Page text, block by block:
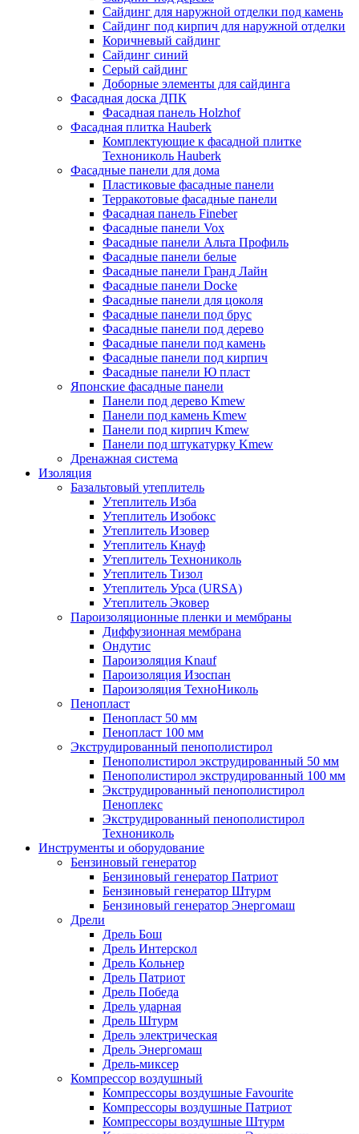
Сайдинг для наружной отделки под камень
Сайдинг под кирпич для наружной отделки
Коричневый сайдинг
Сайдинг синий
Серый сайдинг
Доборные элементы для сайдинга
Фасадная доска ДПК
Фасадная панель Holzhof
Фасадная плитка Hauberk
Комплектующие к фасадной плитке
Технониколь Hauberk
Фасадные панели для дома
Пластиковые фасадные панели
Терракотовые фасадные панели
Фасадная панель Fineber
Фасадные панели Vox
Фасадные панели Альта Профиль
Фасадные панели белые
Фасадные панели Гранд Лайн
Фасадные панели Docke
Фасадные панели для цоколя
Фасадные панели под брус
Фасадные панели под дерево
Фасадные панели под камень
Фасадные панели под кирпич
Фасадные панели Ю пласт
Японские фасадные панели
Панели под дерево Kmew
Панели под камень Kmew
Панели под кирпич Kmew
Панели под штукатурку Kmew
Дренажная система
Изоляция
Базальтовый утеплитель
Утеплитель Изба
Утеплитель Изобокс
Утеплитель Изовер
Утеплитель Кнауф
Утеплитель Технониколь
Утеплитель Тизол
Утеплитель Урса (URSA)
Утеплитель Эковер
Пароизоляционные пленки и мембраны
Диффузионная мембрана
Ондутис
Пароизоляция Knauf
Пароизоляция Изоспан
Пароизоляция ТехноНиколь
Пенопласт
Пенопласт 50 мм
Пенопласт 100 мм
Экструдированный пенополистирол
Пенополистирол экструдированный 50 мм
Пенополистирол экструдированный 100 мм
Экструдированный пенополистирол
Пеноплекс
Экструдированный пенополистирол
Технониколь
Инструменты и оборудование
Бензиновый генератор
Бензиновый генератор Патриот
Бензиновый генератор Штурм
Бензиновый генератор Энергомаш
Дрели
Дрель Бош
Дрель Интерскол
Дрель Кольнер
Дрель Патриот
Дрель Победа
Дрель ударная
Дрель Штурм
Дрель электрическая
Дрель Энергомаш
Дрель-миксер
Компрессор воздушный
Компрессоры воздушные Favourite
Компрессоры воздушные Патриот
Компрессоры воздушные Штурм